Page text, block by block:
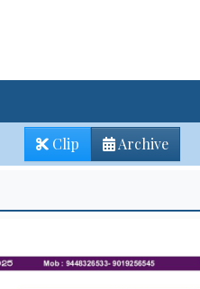
Archive
Clip